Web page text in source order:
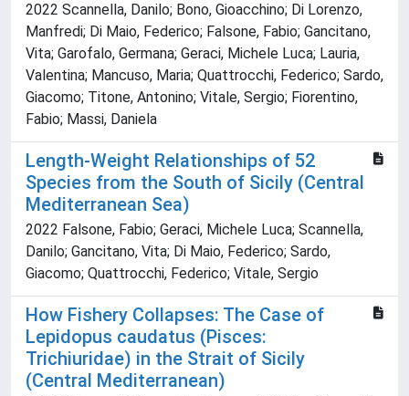
2022 Scannella, Danilo; Bono, Gioacchino; Di Lorenzo,
Manfredi; Di Maio, Federico; Falsone, Fabio; Gancitano,
Vita; Garofalo, Germana; Geraci, Michele Luca; Lauria,
Valentina; Mancuso, Maria; Quattrocchi, Federico; Sardo,
Giacomo; Titone, Antonino; Vitale, Sergio; Fiorentino,
Fabio; Massi, Daniela
Length-Weight Relationships of 52
Species from the South of Sicily (Central
Mediterranean Sea)
2022 Falsone, Fabio; Geraci, Michele Luca; Scannella,
Danilo; Gancitano, Vita; Di Maio, Federico; Sardo,
Giacomo; Quattrocchi, Federico; Vitale, Sergio
How Fishery Collapses: The Case of
Lepidopus caudatus (Pisces:
Trichiuridae) in the Strait of Sicily
(Central Mediterranean)